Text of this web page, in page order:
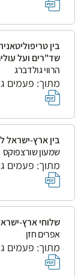
בין
שד"רים ועל
הרווי גולדברג
מתוך: פעמים
בין ארץ-ישראל
שמעון שורצפוקס
מתוך: פעמים
שלוחי ארץ-
אפרים חזן
מתוך: פעמים